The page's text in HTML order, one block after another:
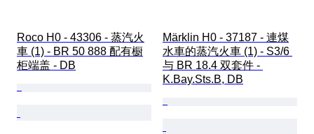
Roco H0 - 43306 - 蒸汽火
車 (1) - BR 50 888 配有橱
柜端盖 - DB
Märklin H0 - 37187 - 連煤
水車的蒸汽火車 (1) - S3/6
与 BR 18.4 双套件 -
K.Bay.Sts.B, DB